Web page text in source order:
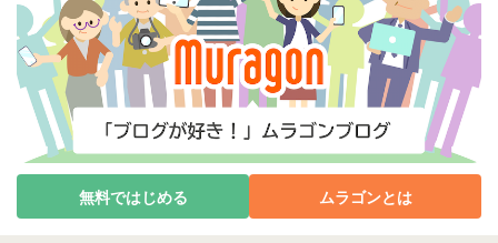
無料ではじめる ムラゴンとは